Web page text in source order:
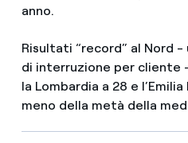
anno.
Risultati “record” al Nord
di interruzione per cliente
la Lombardia a 28 e
meno della metà della